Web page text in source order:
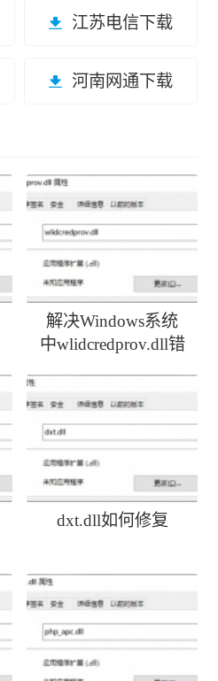
江苏电信下载
河南网通下载
解决Windows系统
中wlidcredprov.dll错
dxt.dll如何修复